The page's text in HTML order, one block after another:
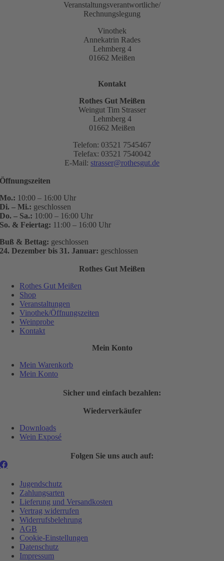
Veranstaltungsverantwortliche/
Rechnungslegung
Vinothek
Annekatrin Rades
Lehmberg 4
01662 Meißen
Kontakt
Rothes Gut Meißen
Weingut Tim Strasser
Lehmberg 4
01662 Meißen
Telefon: 03521 7545467
Telefax: 03521 7540042
E-Mail: strasser@rothesgut.de
Öffnungszeiten
Mo.: 10:00 – 16:00 Uhr
Di. – Mi.: geschlossen
Do. – Sa.: 10:00 – 16:00 Uhr
So. & Feiertag: 11:00 – 16:00 Uhr
Buß & Bettag: geschlossen
24. Dezember bis 31. Januar: geschlossen
Rothes Gut Meißen
Rothes Gut Meißen
Shop
Veranstaltungen
Vinothek/Öffnungszeiten
Weinprobe
Kontakt
Mein Konto
Mein Warenkorb
Mein Konto
Sicher und einfach bezahlen:
Wiederverkäufer
Downloads
Wein Exposé
Folgen Sie uns auch auf:
Jugendschutz
Zahlungsarten
Lieferung und Versandkosten
Vertrag widerrufen
Widerrufsbelehrung
AGB
Cookie-Einstellungen
Datenschutz
Impressum